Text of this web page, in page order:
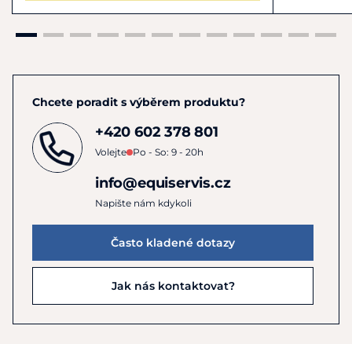
Chcete poradit s výběrem produktu?
+420 602 378 801
Volejte Po - So: 9 - 20h
info@equiservis.cz
Napište nám kdykoli
Často kladené dotazy
Jak nás kontaktovat?